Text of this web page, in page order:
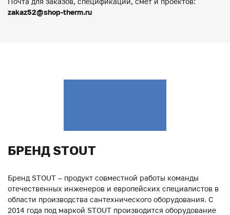
zakaz52@shop-therm.ru
БРЕНД STOUT
Бренд STOUT – продукт совместной работы команды
отечественных инженеров и европейских специалистов в
области производства сантехнического оборудования. С
2014 года под маркой STOUT производится оборудование